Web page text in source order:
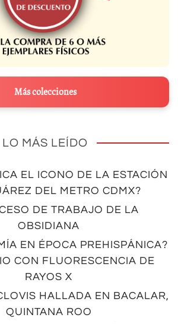
Más colecciones
LO MÁS LEÍDO
EL ICONO DE LA ESTACIÓN
DEL METRO CDMX?
DE TRABAJO DE LA
OBSIDIANA
EN ÉPOCA PREHISPÁNICA?
CON FLUORESCENCIA DE
RAYOS X
HALLADA EN BACALAR,
QUINTANA ROO